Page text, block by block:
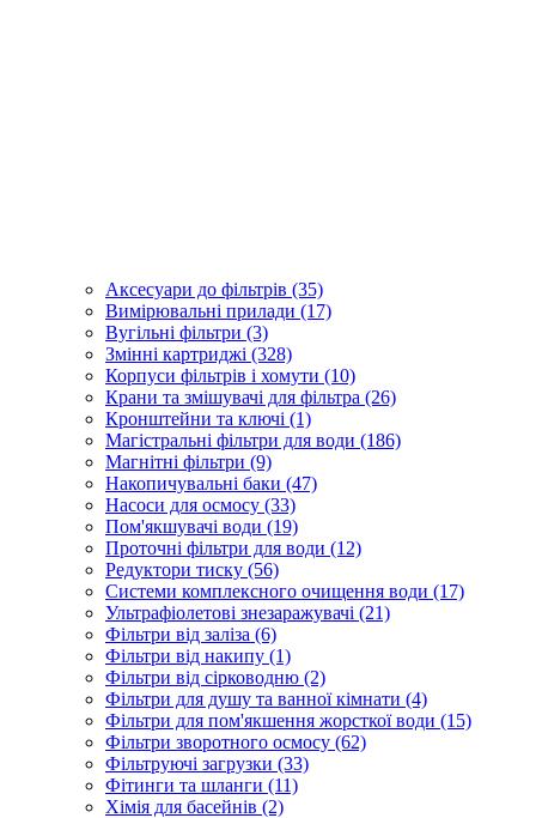
Аксесуари до фільтрів (35)
Вимірювальні прилади (17)
Вугільні фільтри (3)
Змінні картриджі (328)
Корпуси фільтрів і хомути (10)
Крани та змішувачі для фільтра (26)
Кронштейни та ключі (1)
Магістральні фільтри для води (186)
Магнітні фільтри (9)
Накопичувальні баки (47)
Насоси для осмосу (33)
Пом'якшувачі води (19)
Проточні фільтри для води (12)
Редуктори тиску (56)
Системи комплексного очищення води (17)
Ультрафіолетові знезаражувачі (21)
Фільтри від заліза (6)
Фільтри від накипу (1)
Фільтри від сірководню (2)
Фільтри для душу та ванної кімнати (4)
Фільтри для пом'якшення жорсткої води (15)
Фільтри зворотного осмосу (62)
Фільтруючі загрузки (33)
Фітинги та шланги (11)
Хімія для басейнів (2)